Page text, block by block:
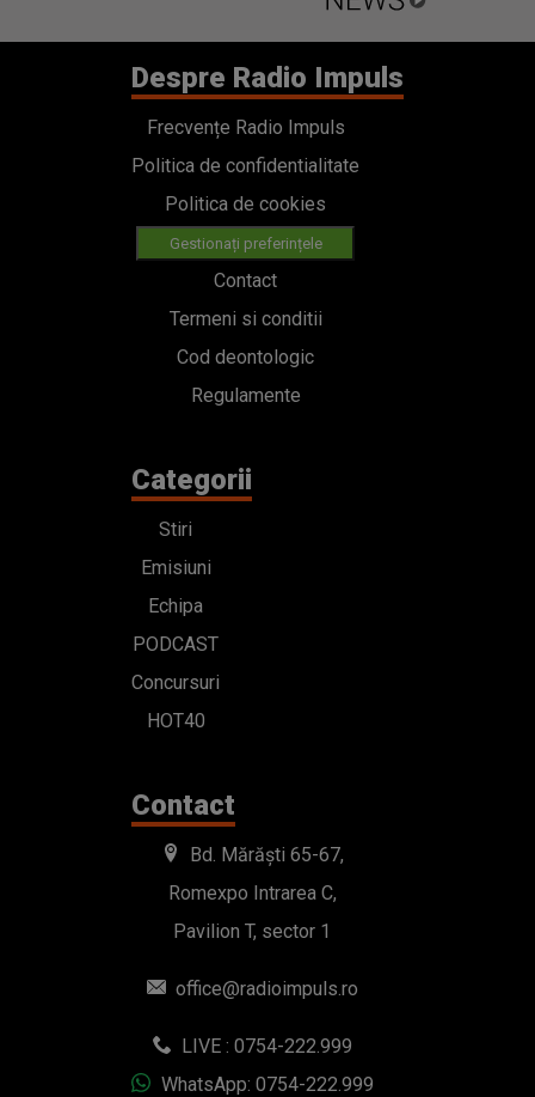
Despre Radio Impuls
Frecvențe Radio Impuls
Politica de confidentialitate
Politica de cookies
Gestionați preferințele
Contact
Termeni si conditii
Cod deontologic
Regulamente
Categorii
Stiri
Emisiuni
Echipa
PODCAST
Concursuri
HOT40
Contact
Bd. Mărăști 65-67,
Romexpo Intrarea C,
Pavilion T, sector 1
office@radioimpuls.ro
LIVE : 0754-222.999
WhatsApp: 0754-222.999